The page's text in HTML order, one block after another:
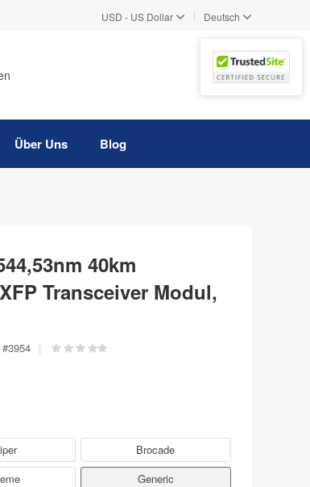
USD - US Dollar | Deutsch
Über Uns Blog
40km
Transceiver Modul,
#3954 |
Brocade
Generic